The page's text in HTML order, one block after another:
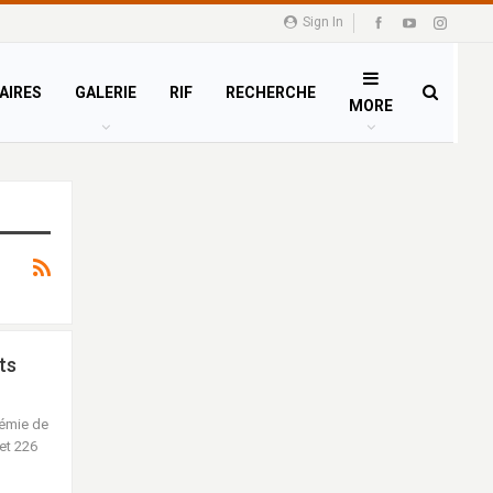
Sign In
GALERIE RIF RECHERCHE
MORE
de
226